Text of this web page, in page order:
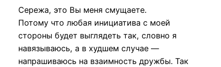
Сережа, это Вы меня смущаете.
Потому что любая инициатива с моей
стороны будет выглядеть так, словно я
навязываюсь, а в худшем случае —
напрашиваюсь на взаимность дружбы. Так